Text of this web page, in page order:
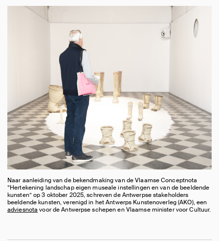
Naar aanleiding van de bekendmaking van de Vlaamse Conceptnota
“Hertekening landschap eigen museale instellingen en van de beeldende
kunsten” op 3 oktober 2025, schreven de Antwerpse stakeholders
beeldende kunsten, verenigd in het Antwerps Kunstenoverleg (AKO), een
adviesnota voor de Antwerpse schepen en Vlaamse minister voor Cultuur.